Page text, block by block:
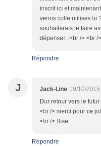
inscrit ici et
vernis colle utilises tu
souhaiterais le faire
dépenser...<br /> <br /
Répondre
J Jack-Line 19/10/
Dur retour vers le
<br /> merci pour ce
<br /> Bise
Répondre